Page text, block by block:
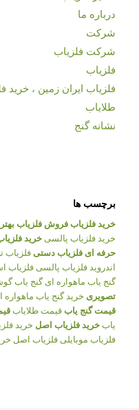
درباره ما
شرکت
شرکت فلزیاب
فلزیاب
فلزیاب ایران زمین ،
طلایاب
نشانه گنج
برچسب ها
خرید فلزیاب فروش فلزیاب
خرید فلزیاب پالسی خرید
حرفه ای فلزیاب دستی فلزیاب
اندروید فلزیاب پالسی فلزیاب
گنج یاب ماهواره ای گنج یاب
تصویری خرید گنج یاب ماهواره
قیمت گنج یاب قیمت طلایاب
یاب خرید فلزیاب اصل خرید
فلزیاب موبایلی فلزیاب اصل